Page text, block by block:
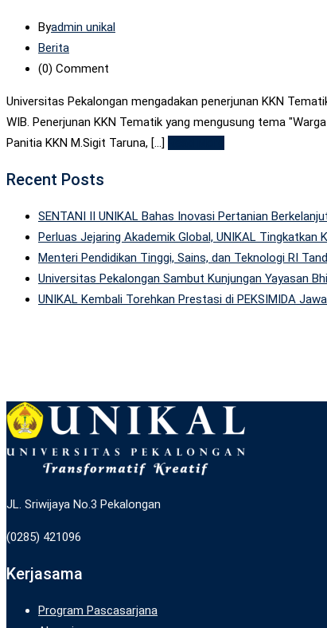
Byadmin unikal
Berita
(0) Comment
Universitas Pekalongan mengadakan penerjunan KKN
WIB. Penerjunan KKN Tematik yang mengusung tema
Panitia KKN M.Sigit Taruna, [...]
Recent Posts
SENTANI II UNIKAL Bahas Inovasi Pertanian
Perluas Jejaring Akademik Global, UNIKAL
Menteri Pendidikan Tinggi, Sains, dan Teknologi RI
Universitas Pekalongan Sambut Kunjungan Yayasan
UNIKAL Kembali Torehkan Prestasi di PEKSIMIDA
JL. Sriwijaya No.3 Pekalongan
(0285) 421096
Kerjasama
Program Pascasarjana